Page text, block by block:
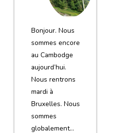
Bonjour. Nous
sommes encore
au Cambodge
aujourd’hui.
Nous rentrons
mardi à
Bruxelles. Nous
sommes
globalement…